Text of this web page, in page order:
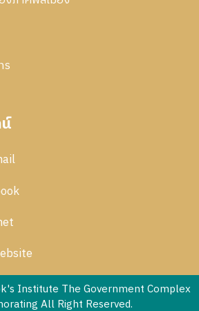
ร
Institute The Government Complex
All Right Reserved.